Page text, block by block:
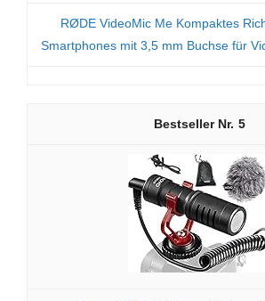
RØDE VideoMic Me Kompaktes
Smartphones mit 3,5 mm Buchse für
5